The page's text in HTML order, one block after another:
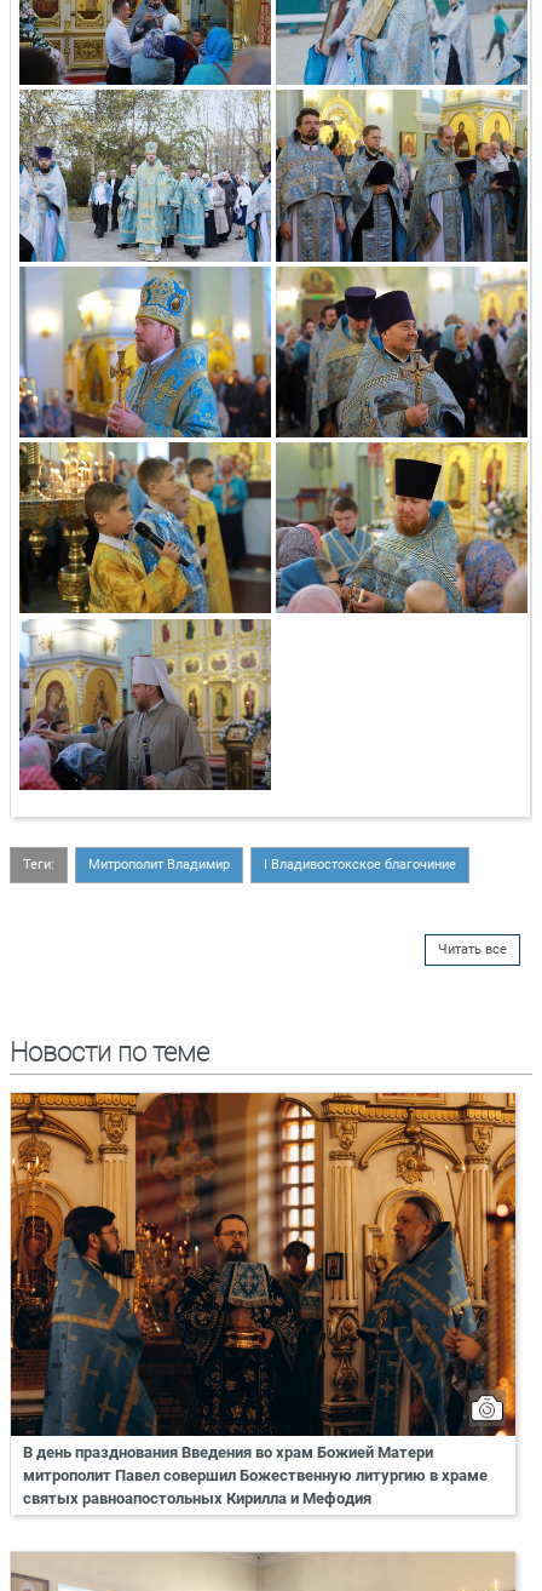
Теги: Митрополит Владимир I Владивостокское благочиние
Читать все
Новости по теме
В день празднования Введения во храм Божией Матери
митрополит Павел совершил Божественную литургию в храме
святых равноапостольных Кирилла и Мефодия